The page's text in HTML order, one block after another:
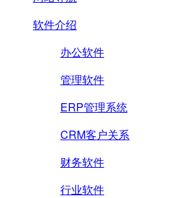
软件介绍
办公软件
管理软件
ERP管理系统
CRM客户关系
财务软件
行业软件